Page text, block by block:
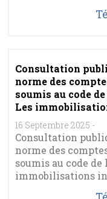
Consultation
norme des
soumis au code
Les
16 Septembre 2025 -
Consultation
norme des
soumis au code
immobilisations